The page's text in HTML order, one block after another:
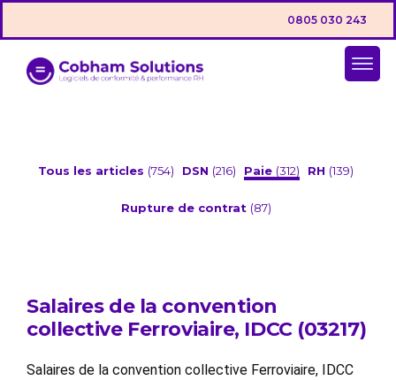
0805 030 243
Tous les articles (754) DSN (216) Paie (312) RH (139)
Rupture de contrat (87)
Salaires de la convention
collective Ferroviaire, IDCC (03217)
Salaires de la convention collective Ferroviaire, IDCC